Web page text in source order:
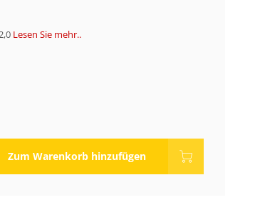
Lesen Sie mehr..
Zum Warenkorb hinzufügen